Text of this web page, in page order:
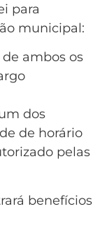
para
municipal:
ambos os
dos
de horário
pelas
benefícios